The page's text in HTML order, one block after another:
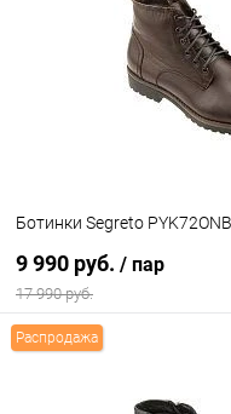
Ботинки Segreto
9 990 руб. / пар
17 990 руб.
Распродажа